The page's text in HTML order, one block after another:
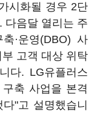
시화될 경우 2단
다음달 열리는 주
·운영(DBO) 사
고객 대상 위탁
다. LG유플러스
축 사업을 본격
"고 설명했습니